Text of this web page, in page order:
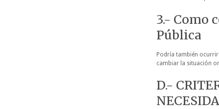
3.- Como
Pública
Podría también
cambiar la situación
D.-